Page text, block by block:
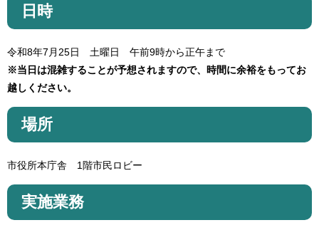
日時
令和8年7月25日 土曜日 午前9時から正午まで
※当日は混雑することが予想されますので、時間に余裕をもってお
越しください。
場所
市役所本庁舎 1階市民ロビー
実施業務